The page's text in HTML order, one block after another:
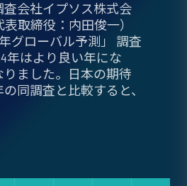
査会社イプソス株式会
取締役：内田俊一）
グローバル予測」 調査
年はより良い年にな
ました。日本の期待
同調査と比較すると、